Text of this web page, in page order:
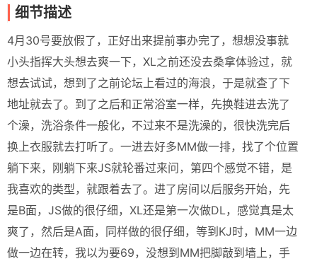
细节描述
4月30号要放假了，正好出来提前事办完了，想想没事就
小头指挥大头想去爽一下，XL之前还没去桑拿体验过，就
想去试试，想到了之前论坛上看过的海浪，于是就查了下
地址就去了。到了之后和正常浴室一样，先换鞋进去洗了
个澡，洗浴条件一般化，不过来不是洗澡的，很快洗完后
换上衣服就去打听了。一进去好多MM做一排，找了个位置
躺下来，刚躺下来JS就轮番过来问，第四个感觉不错，是
我喜欢的类型，就跟着去了。进了房间以后服务开始，先
是B面，JS做的很仔细，XL还是第一次做DL，感觉真是太
爽了，然后是A面，同样做的很仔细，等到KJ时，MM一边
做一边在转，我以为要69，没想到MM把脚敲到墙上，手